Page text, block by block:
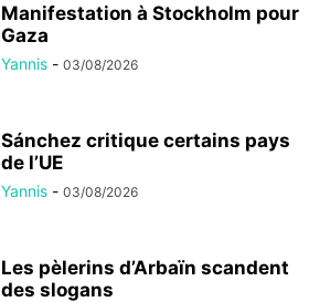
Manifestation à Stockholm pour
Gaza
Yannis - 03/08/2026
Sánchez critique certains pays
de l’UE
Yannis - 03/08/2026
Les pèlerins d’Arbaïn scandent
des slogans